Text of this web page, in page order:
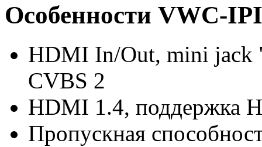
Особенности VWC-
HDMI In/Out, mini jack
CVBS 2
HDMI 1.4, поддержка
Пропускная